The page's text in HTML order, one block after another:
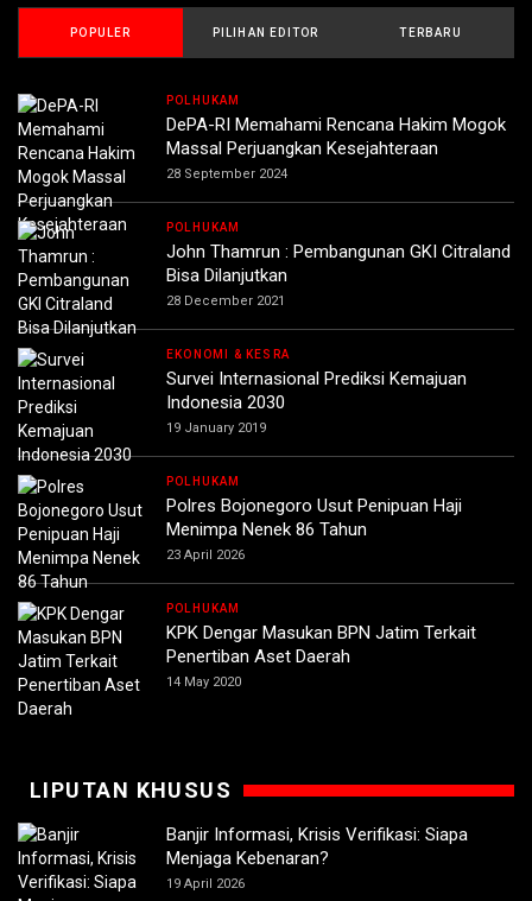
POPULER PILIHAN EDITOR TERBARU
POLHUKAM
DePA-RI Memahami Rencana Hakim Mogok
Massal Perjuangkan Kesejahteraan
28 September 2024
POLHUKAM
John Thamrun : Pembangunan GKI Citraland
Bisa Dilanjutkan
28 December 2021
EKONOMI & KESRA
Survei Internasional Prediksi Kemajuan
Indonesia 2030
19 January 2019
POLHUKAM
Polres Bojonegoro Usut Penipuan Haji
Menimpa Nenek 86 Tahun
23 April 2026
POLHUKAM
KPK Dengar Masukan BPN Jatim Terkait
Penertiban Aset Daerah
14 May 2020
LIPUTAN KHUSUS
Banjir Informasi, Krisis Verifikasi: Siapa
Menjaga Kebenaran?
19 April 2026